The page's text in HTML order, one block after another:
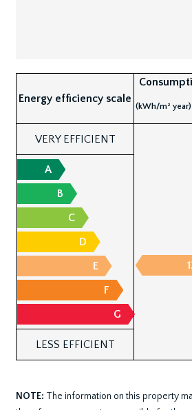
Energy efficiency scale
(kWh/m²
VERY EFFICIENT
A
B
C
D
E
F
G
LESS EFFICIENT
NOTE: The information on this property